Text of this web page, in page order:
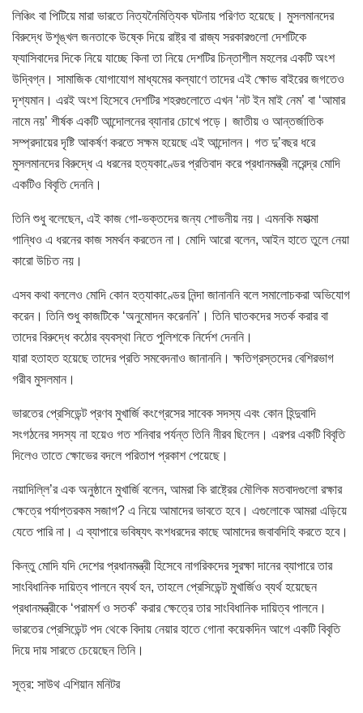
লিঞ্চিং বা পিটিয়ে মারা ভারতে নিত্যনৈমিত্যিক ঘটনায় পরিণত হয়েছে। মুসলমানদের
বিরুদ্ধে উশৃঙ্খল জনতাকে উষ্কে দিয়ে রাষ্ট্র বা রাজ্য সরকারগুলো দেশটিকে
ফ্যাসিবাদের দিকে নিয়ে যাচ্ছে কিনা তা নিয়ে দেশটির চিন্তাশীল মহলের একটি অংশ
উদ্বিগ্ন। সামাজিক যোগাযোগ মাধ্যমের কল্যাণে তাদের এই ক্ষোভ বাইরের জগতেও
দৃশ্যমান। এরই অংশ হিসেবে দেশটির শহরগুলোতে এখন ‘নট ইন মাই নেম’ বা ‘আমার
নামে নয়’ শীর্ষক একটি আন্দোলনের ব্যানার চোখে পড়ে। জাতীয় ও আন্তর্জাতিক
সম্প্রদায়ের দৃষ্টি আকর্ষণ করতে সক্ষম হয়েছে এই আন্দোলন। গত দু’বছর ধরে
মুসলমানদের বিরুদ্ধে এ ধরনের হত্যকাণ্ডের প্রতিবাদ করে প্রধানমন্ত্রী নরেন্দ্র মোদি
একটিও বিবৃতি দেননি।
তিনি শুধু বলেছেন, এই কাজ গো-ভক্তদের জন্য শোভনীয় নয়। এমনকি মহাত্মা
গান্ধিও এ ধরনের কাজ সমর্থন করতেন না। মোদি আরো বলেন, আইন হাতে তুলে নেয়া
কারো উচিত নয়।
এসব কথা বললেও মোদি কোন হত্যাকাণ্ডের নিন্দা জানাননি বলে সমালোচকরা অভিযোগ
করেন। তিনি শুধু কাজটিকে ‘অনুমোদন করেননি’। তিনি ঘাতকদের সতর্ক করার বা
তাদের বিরুদ্ধে কঠোর ব্যবস্থা নিতে পুলিশকে নির্দেশ দেননি।
যারা হতাহত হয়েছে তাদের প্রতি সমবেদনাও জানাননি। ক্ষতিগ্রস্তদের বেশিরভাগ
গরীব মুসলমান।
ভারতের প্রেসিডেন্ট প্রণব মুখার্জি কংগ্রেসের সাবেক সদস্য এবং কোন হিন্দুবাদি
সংগঠনের সদস্য না হয়েও গত শনিবার পর্যন্ত তিনি নীরব ছিলেন। এরপর একটি বিবৃতি
দিলেও তাতে ক্ষোভের বদলে পরিতাপ প্রকাশ পেয়েছে।
নয়াদিল্লি’র এক অনুষ্ঠানে মুখার্জি বলেন, আমরা কি রাষ্ট্রের মৌলিক মতবাদগুলো রক্ষার
ক্ষেত্রে পর্যাপ্তরকম সজাগ? এ নিয়ে আমাদের ভাবতে হবে। এগুলোকে আমরা এড়িয়ে
যেতে পারি না। এ ব্যাপারে ভবিষ্যৎ বংশধরদের কাছে আমাদের জবাবদিহি করতে হবে।
কিন্তু মোদি যদি দেশের প্রধানমন্ত্রী হিসেবে নাগরিকদের সুরক্ষা দানের ব্যাপারে তার
সাংবিধানিক দায়িত্ব পালনে ব্যর্থ হন, তাহলে প্রেসিডেন্ট মুখার্জিও ব্যর্থ হয়েছেন
প্রধানমন্ত্রীকে ‘পরামর্শ ও সতর্ক’ করার ক্ষেত্রে তার সাংবিধানিক দায়িত্ব পালনে।
ভারতের প্রেসিডেন্ট পদ থেকে বিদায় নেয়ার হাতে গোনা কয়েকদিন আগে একটি বিবৃতি
দিয়ে দায় সারতে চেয়েছেন তিনি।
সূত্র: সাউথ এশিয়ান মনিটর